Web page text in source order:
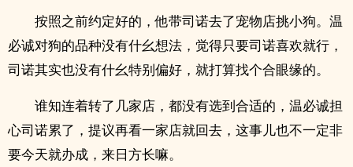
按照之前约定好的，他带司诺去了宠物店挑小狗。温
必诚对狗的品种没有什幺想法，觉得只要司诺喜欢就行，
司诺其实也没有什幺特别偏好，就打算找个合眼缘的。
谁知连着转了几家店，都没有选到合适的，温必诚担
心司诺累了，提议再看一家店就回去，这事儿也不一定非
要今天就办成，来日方长嘛。